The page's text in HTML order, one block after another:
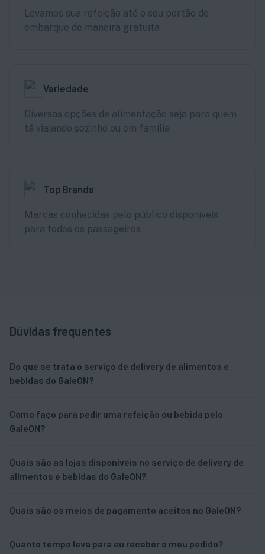
Levamos sua refeição até o seu portão de
embarque de maneira gratuita
Variedade
Diversas opções de alimentação seja para quem
tá viajando sozinho ou em família
Top Brands
Marcas conhecidas pelo público disponíveis
para todos os passageiros
Dúvidas frequentes
Do que se trata o serviço de delivery de alimentos e
bebidas do GaleON?
Como faço para pedir uma refeição ou bebida pelo
GaleON?
Quais são as lojas disponíveis no serviço de delivery de
alimentos e bebidas do GaleON?
Quais são os meios de pagamento aceitos no GaleON?
Quanto tempo leva para eu receber o meu pedido?